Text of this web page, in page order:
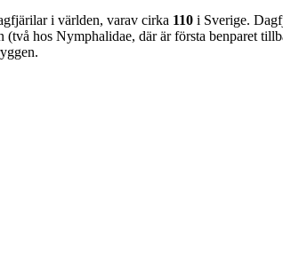
i världen, varav cirka 110 i Sverige.
hos Nymphalidae, där är första benparet